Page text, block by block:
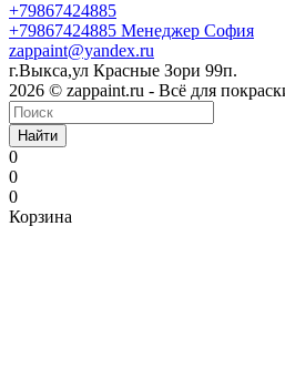
+79867424885
+79867424885 Менеджер София
zappaint@yandex.ru
г.Выкса,ул Красные Зори 99п.
2026 © zappaint.ru - Всё для
Найти
0
0
0
Корзина